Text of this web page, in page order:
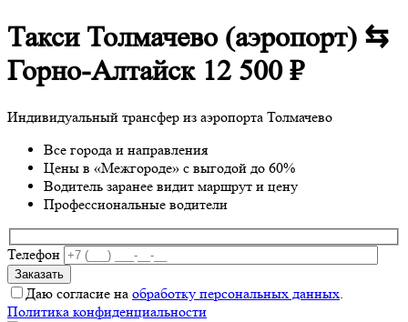
Такси Толмачево (аэропорт) ⇆
Горно-Алтайск 12 500 ₽
Индивидуальный трансфер из аэропорта Толмачево
Все города и направления
Цены в «Межгороде» с выгодой до 60%
Водитель заранее видит маршрут и цену
Профессиональные водители
Телефон
Даю согласие на обработку персональных данных.
Политика конфиденциальности